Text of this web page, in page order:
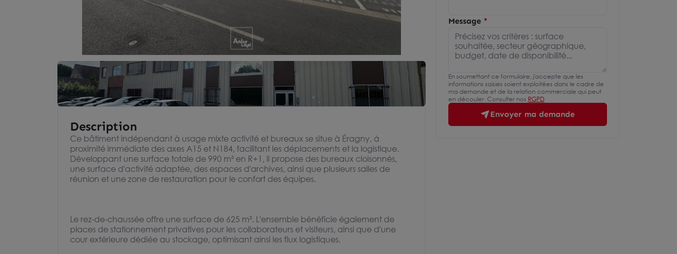
Description
Ce bâtiment indépendant à usage mixte activité et bureaux se situe à Éragny, à
proximité immédiate des axes A15 et N184, facilitant les déplacements et la logistique.
Développant une surface totale de 990 m² en R+1, il propose des bureaux cloisonnés,
une surface d'activité adaptée, des espaces d'archives, ainsi que plusieurs salles de
réunion et une zone de restauration pour le confort des équipes.
Le rez-de-chaussée offre une surface de 625 m². L'ensemble bénéficie également de
places de stationnement privatives pour les collaborateurs et visiteurs, ainsi que d'une
cour extérieure dédiée au stockage, optimisant ainsi les flux logistiques.
Message
En soumettant ce formulaire, j'accepte que les
informations saisies soient exploitées dans le cadre de
ma demande et de la relation commerciale qui peut
en découler. Consulter nos RGPD
Envoyer ma demande